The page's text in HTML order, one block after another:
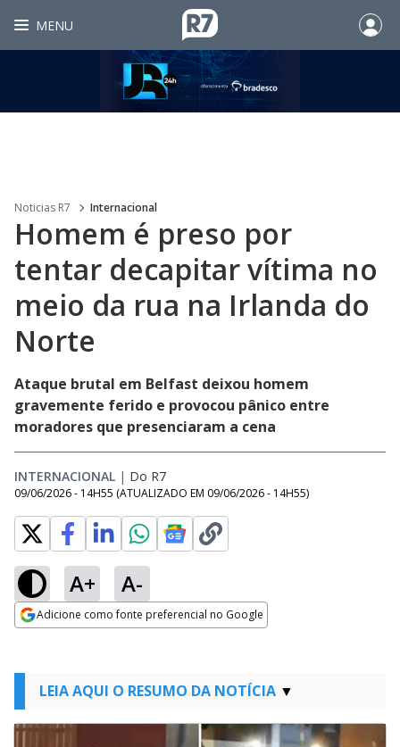
MENU
Noticias R7 Internacional
Homem é preso por
tentar decapitar vítima no
meio da rua na Irlanda do
Norte
Ataque brutal em Belfast deixou homem
gravemente ferido e provocou pânico entre
moradores que presenciaram a cena
INTERNACIONAL | Do R7
09/06/2026 - 14H55 (ATUALIZADO EM 09/06/2026 - 14H55)
A+ A-
Adicione como fonte preferencial no Google
LEIA AQUI O RESUMO DA NOTÍCIA